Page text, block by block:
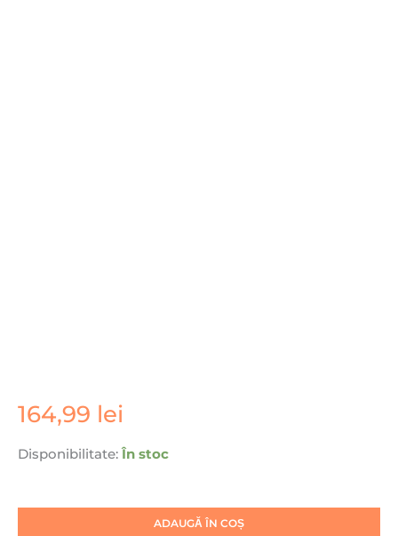
164,99 lei
Disponibilitate: În stoc
Cantitate
Husa
iPhone
Pro
ADAUGĂ ÎN COȘ